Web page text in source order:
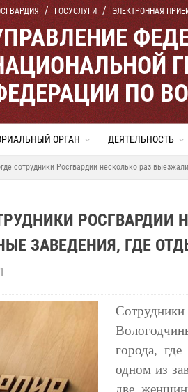
ГОСУСЛУГИ ЭЛЕКТРОННАЯ
ПО
ОРГАН ДЕЯТЕЛЬНОСТЬ
сотрудники Росгвардии несколько раз
РОСГВАРДИИ
ЗАВЕДЕНИЯ, ГДЕ
города,
одном из
две